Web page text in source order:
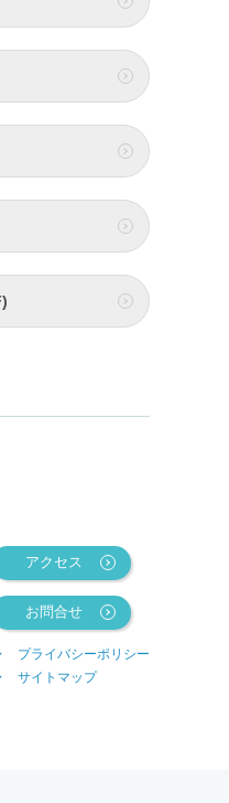
アクセス
お問合せ
プライバシーポリシー
サイトマップ